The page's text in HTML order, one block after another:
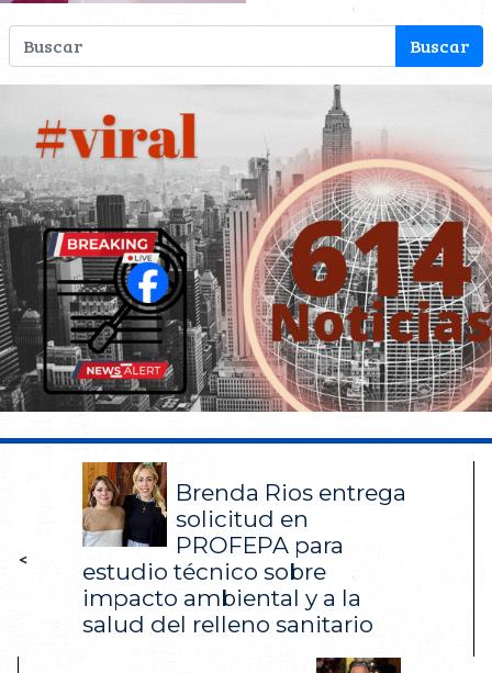
<
Brenda Rios entrega
solicitud en
PROFEPA para
estudio técnico sobre
impacto ambiental y a la
salud del relleno sanitario